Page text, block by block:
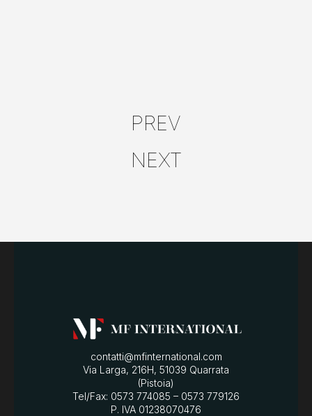
PREV
NEXT
contatti@mfinternational.com
Via Larga, 216H, 51039 Quarrata
(Pistoia)
Tel/Fax: 0573 774085 – 0573 779126
P. IVA 01238070476